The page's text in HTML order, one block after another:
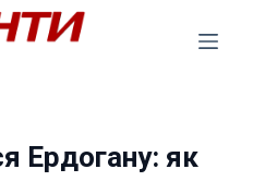
Ердогану: як